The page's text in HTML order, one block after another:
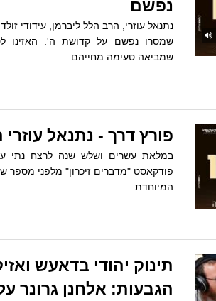
נפשם
נתנאל עוזרי, הרב הלל ליברמן, עידודי
שמסרו נפשם על קדושת ה'. האזינו
שמביאה טעימה מחייהם
פורץ דרך - נתנאל עוזרי
במלאת עשרים ושלש שנה לרצח נתי
פודקאסט "מדברים זיכרון" מלפני מספר
המיוחדת.
תינוק יהודי בדאעש
הגבעות: אלחנן גרונר